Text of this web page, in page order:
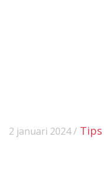
2 januari 2024 / Tips